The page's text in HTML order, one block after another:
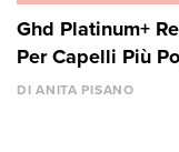
Ghd Platinum+
Per Capelli Più
DI ANITA PISANO